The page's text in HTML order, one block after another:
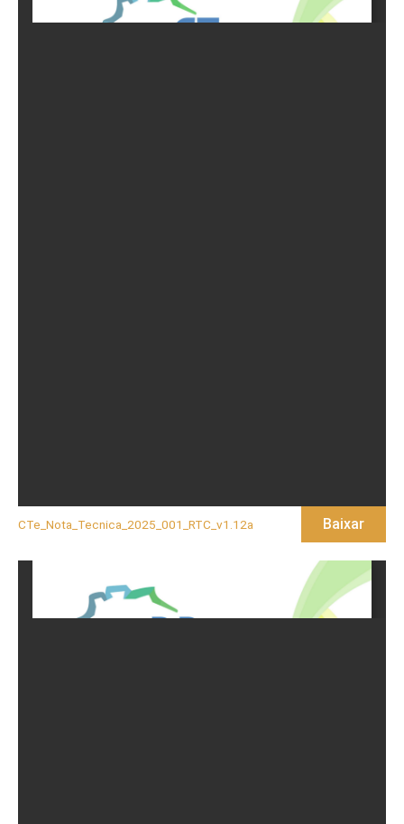
CTe_Nota_Tecnica_2025_001_RTC_v1.12a Baixar